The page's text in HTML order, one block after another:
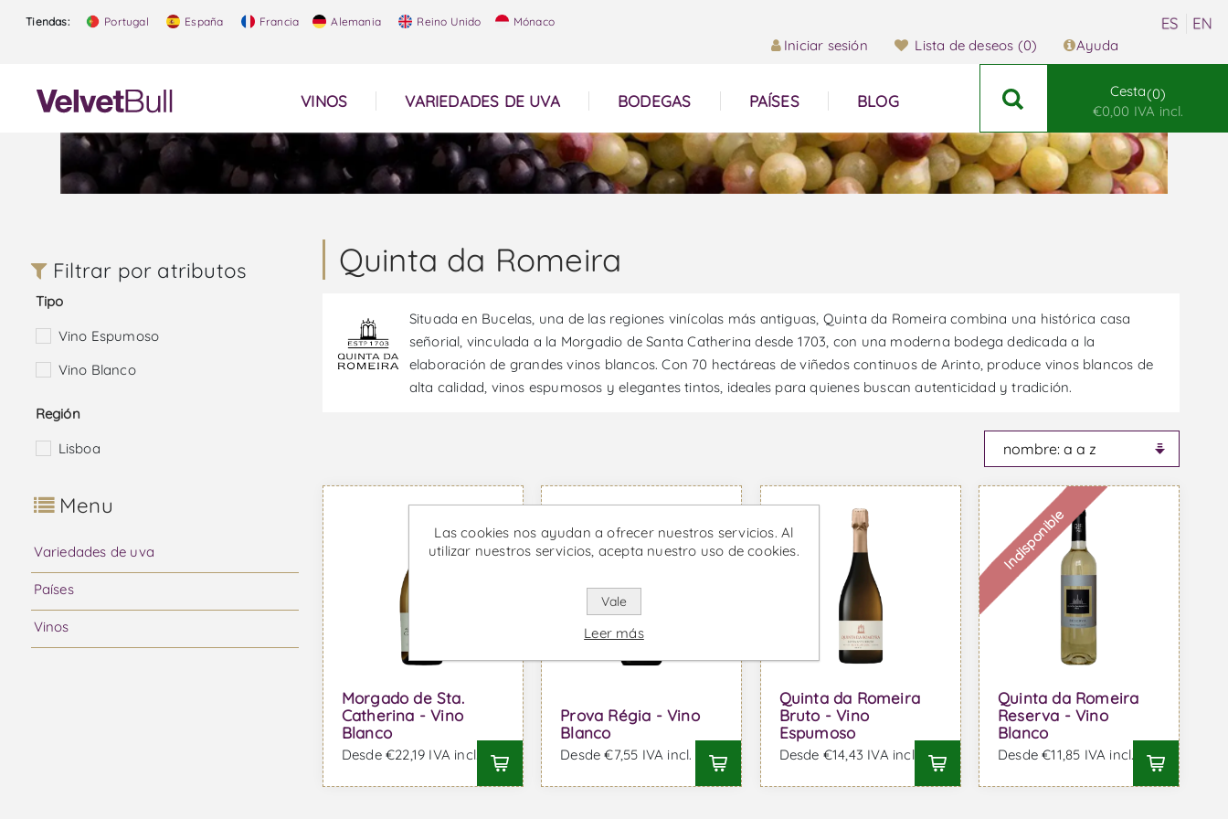
Tiendas: Portugal España Francia Alemania Reino Unido Mónaco
Iniciar sesión Lista de deseos (0) Ayuda
VINOS VARIEDADES DE UVA BODEGAS PAÍSES BLOG
Cesta 0
€0,00 IVA incl.
Quinta da Romeira
Situada en Bucelas, una de las regiones vinícolas más antiguas, Quinta da Romeira combina una histórica casa
señorial, vinculada a la Morgadio de Santa Catherina desde 1703, con una moderna bodega dedicada a la
elaboración de grandes vinos blancos. Con 70 hectáreas de viñedos continuos de Arinto, produce vinos blancos de
alta calidad, vinos espumosos y elegantes tintos, ideales para quienes buscan autenticidad y tradición.
Morgado de Sta.
Catherina - Vino
Blanco
Desde €22,19 IVA incl.
Prova Régia - Vino
Blanco
Desde €7,55 IVA incl.
Quinta da Romeira
Bruto - Vino
Espumoso
Desde €14,43 IVA incl.
Indisponible
Quinta da Romeira
Reserva - Vino
Blanco
Desde €11,85 IVA incl.
Filtrar por atributos
Tipo
Vino Espumoso
Vino Blanco
Región
Lisboa
Menu
Variedades de uva
Países
Vinos
Las cookies nos ayudan a ofrecer nuestros servicios. Al
utilizar nuestros servicios, acepta nuestro uso de cookies.
Vale
Leer más